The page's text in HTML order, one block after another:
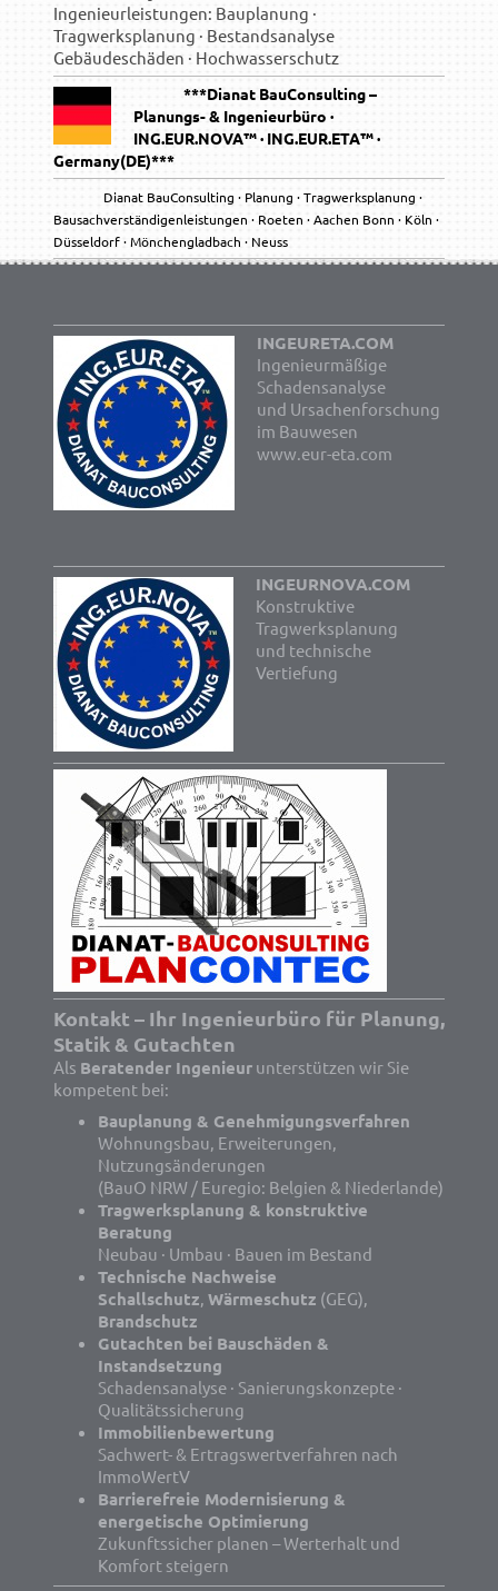
Ingenieurleistungen: Bauplanung ·
Tragwerksplanung · Bestandsanalyse
Gebäudeschäden · Hochwasserschutz
***Dianat BauConsulting –
Planungs- & Ingenieurbüro ·
ING.EUR.NOVA™ · ING.EUR.ETA™ ·
Germany(DE)***
Dianat BauConsulting · Planung · Tragwerksplanung ·
Bausachverständigenleistungen · Roeten · Aachen Bonn · Köln ·
Düsseldorf · Mönchengladbach · Neuss
INGEURETA.COM
Ingenieurmäßige
Schadensanalyse
und Ursachenforschung
im Bauwesen
www.eur-eta.com
INGEURNOVA.COM
Konstruktive
Tragwerksplanung
und technische
Vertiefung
Kontakt – Ihr Ingenieurbüro für Planung,
Statik & Gutachten
Als Beratender Ingenieur unterstützen wir Sie
kompetent bei:
Bauplanung & Genehmigungsverfahren
Wohnungsbau, Erweiterungen,
Nutzungsänderungen
(BauO NRW / Euregio: Belgien & Niederlande)
Tragwerksplanung & konstruktive
Beratung
Neubau · Umbau · Bauen im Bestand
Technische Nachweise
Schallschutz Wärmeschutz (GEG),
Brandschutz
Gutachten bei Bauschäden &
Instandsetzung
Schadensanalyse · Sanierungskonzepte ·
Qualitätssicherung
Immobilienbewertung
Sachwert- & Ertragswertverfahren nach
ImmoWertV
Barrierefreie Modernisierung &
energetische Optimierung
Zukunftssicher planen – Werterhalt und
Komfort steigern